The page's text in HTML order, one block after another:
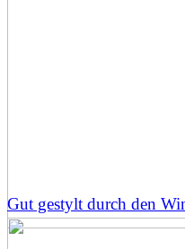
Gut gestylt durch den